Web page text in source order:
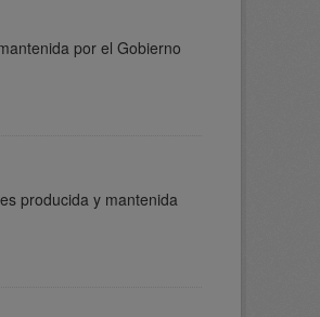
por el Gobierno
producida y mantenida